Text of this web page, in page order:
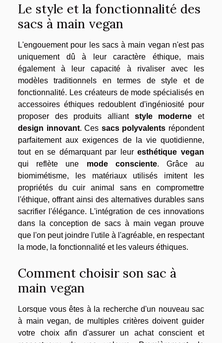
Le style et la fonctionnalité des
sacs à main vegan
L'engouement pour les sacs à main vegan n'est pas
uniquement dû à leur caractère éthique, mais
également à leur capacité à rivaliser avec les
modèles traditionnels en termes de style et de
fonctionnalité. Les créateurs de mode spécialisés en
accessoires éthiques redoublent d'ingéniosité pour
proposer des produits alliant style moderne et
design innovant. Ces sacs polyvalents répondent
parfaitement aux exigences de la vie quotidienne,
tout en se démarquant par leuresthétique vegan
qui reflète une mode consciente. Grâce au
biomimétisme, les matériaux utilisés imitent les
propriétés du cuir animal sans en compromettre
l'éthique, offrant ainsi des alternatives durables sans
sacrifier l'élégance. L'intégration de ces innovations
dans la conception de sacs à main vegan prouve
que l'on peut joindre l'utile à l'agréable, en respectant
la mode, la fonctionnalité et les valeurs éthiques.
Comment choisir son sac à
main vegan
Lorsque vous êtes à la recherche d'un nouveau sac
à main vegan, de multiples critères doivent guider
votre choix afin d'assurer un achat conscient et